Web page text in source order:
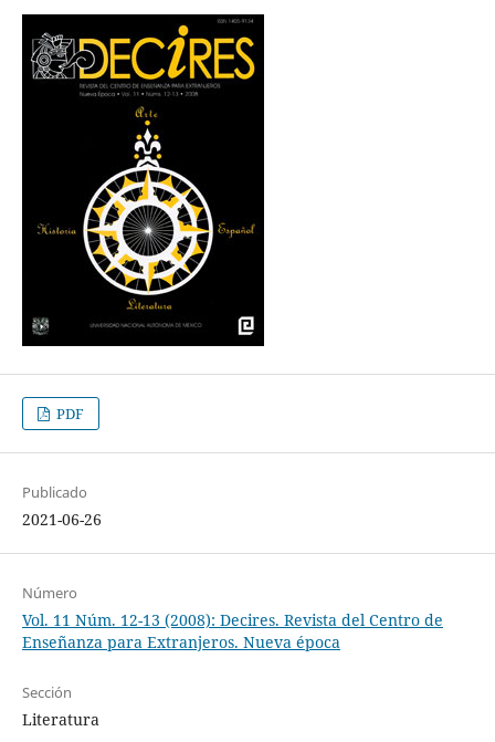
PDF
Publicado
2021-06-26
Número
Vol. 11 Núm. 12-13 (2008): Decires. Revista del Centro de
Enseñanza para Extranjeros. Nueva época
Sección
Literatura